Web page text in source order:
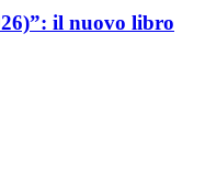
il nuovo libro